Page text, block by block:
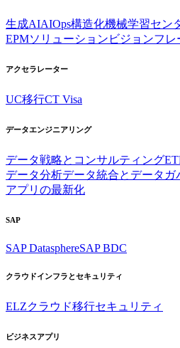
生成AIAIOps構造化機械学習セン
EPMソリューション ビジョンフレ
アクセラレーター
UC移行CT Visa
データエンジニアリング
データ戦略とコンサルティング
データ分析データ統合とデータガ
アプリの最新化
SAP
SAP DatasphereSAP BDC
クラウドインフラとセキュリティ
ELZクラウド移行セキュリティ
ビジネスアプリ